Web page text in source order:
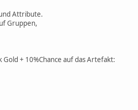
Attribute.
Gruppen,
+ 10%Chance auf das Artefakt: